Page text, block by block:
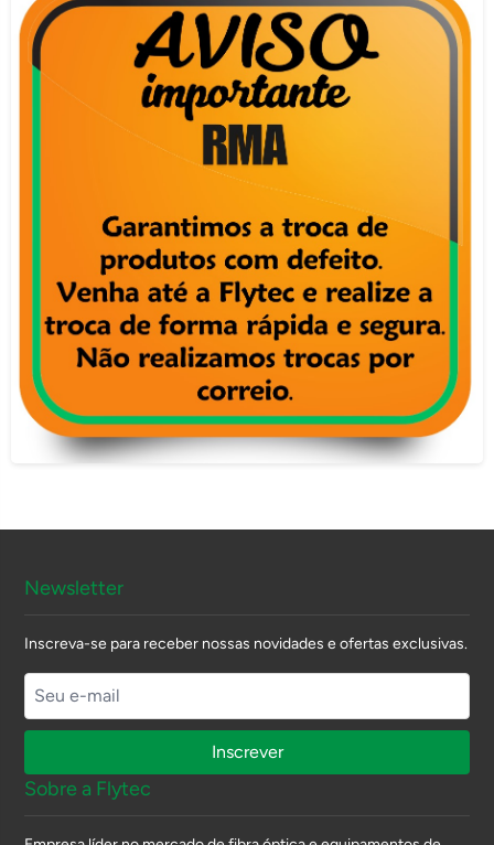
Sobre a Flytec
Newsletter
Inscreva-se para receber nossas novidades e ofertas exclusivas.
Inscrever